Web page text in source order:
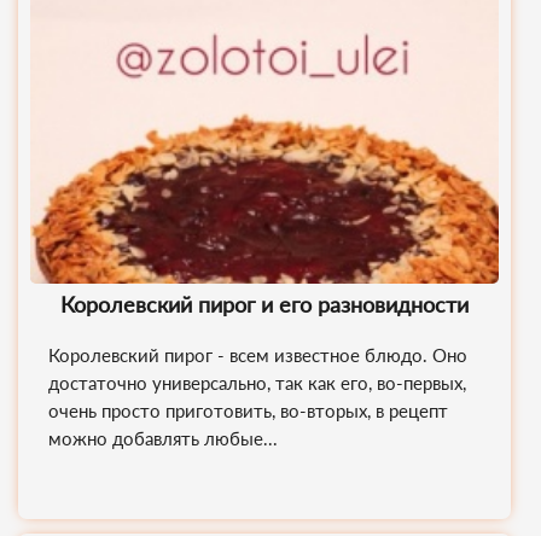
Королевский пирог и его разновидности
Королевский пирог - всем известное блюдо. Оно
достаточно универсально, так как его, во-первых,
очень просто приготовить, во-вторых, в рецепт
можно добавлять любые...